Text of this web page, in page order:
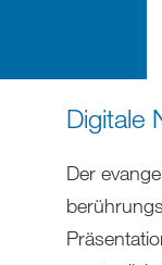
Digitale
Der